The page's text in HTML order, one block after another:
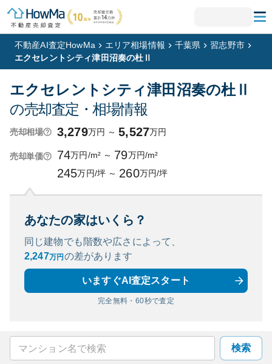
不動産AI査定HowMa エリア相場情報 千葉県
習志野市
エクセレントシティ津田沼奏の杜Ⅱ
エクセレントシティ津田沼奏の杜Ⅱ
の売却査定・相場情報
売却相場 3,279万円 ～ 5,527万円
売却単価 74万円/m² ～ 79万円/m²
245万円/坪 ～ 260万円/坪
あなたの家はいくら？
同じ建物でも階数や広さによって、
2,247万円 の差があります
いますぐAI査定スタート
完全無料・60秒で査定
検索